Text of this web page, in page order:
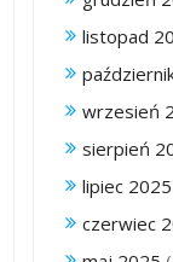
listopad
wrzesień
sierpień
lipiec 2025
czerwiec